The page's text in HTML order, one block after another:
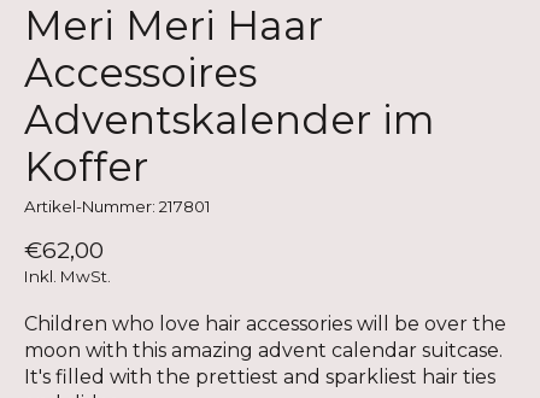
Meri Meri Haar
Accessoires
Adventskalender im
Koffer
Artikel-Nummer: 217801
€62,00
Inkl. MwSt.
Children who love hair accessories will be over the
moon with this amazing advent calendar suitcase.
It's filled with the prettiest and sparkliest hair ties